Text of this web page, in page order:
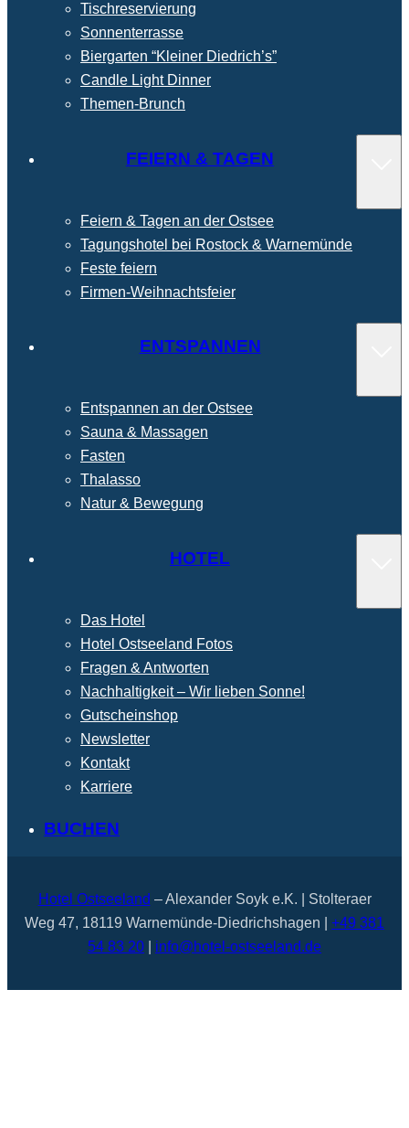
Tischreservierung
Sonnenterrasse
Biergarten “Kleiner Diedrich’s”
Candle Light Dinner
Themen-Brunch
FEIERN & TAGEN
Feiern & Tagen an der Ostsee
Tagungshotel bei Rostock & Warnemünde
Feste feiern
Firmen-Weihnachtsfeier
ENTSPANNEN
Entspannen an der Ostsee
Sauna & Massagen
Fasten
Thalasso
Natur & Bewegung
HOTEL
Das Hotel
Hotel Ostseeland Fotos
Fragen & Antworten
Nachhaltigkeit – Wir lieben Sonne!
Gutscheinshop
Newsletter
Kontakt
Karriere
BUCHEN
Hotel Ostseeland – Alexander Soyk e.K. | Stolteraer
Weg 47, 18119 Warnemünde-Diedrichshagen | +49 381
54 83 20
info@hotel-ostseeland.de